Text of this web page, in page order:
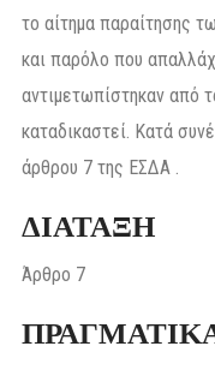
το αίτημα παραίτησης
και παρόλο που
αντιμετωπίστηκαν από
καταδικαστεί. Κατά
άρθρου 7 της ΕΣΔΑ .
ΔΙΑΤΑΞΗ
Άρθρο 7